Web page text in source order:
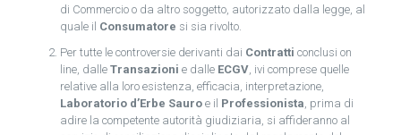
di Commercio o da altro soggetto, autorizzato dalla legge, al
quale il Consumatore si sia rivolto.
Per tutte le controversie derivanti dai Contratti conclusi on
line, dalle Transazioni e dalle ECGV, ivi comprese quelle
relative alla loro esistenza, efficacia, interpretazione,
Laboratorio d’Erbe Sauroe il Professionista, prima di
adire la competente autorità giudiziaria, si affideranno al